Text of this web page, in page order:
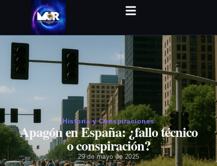
Historia y Conspiraciones
Apagón en España: ¿fallo técnico
o conspiración?
29 de mayo de 2025